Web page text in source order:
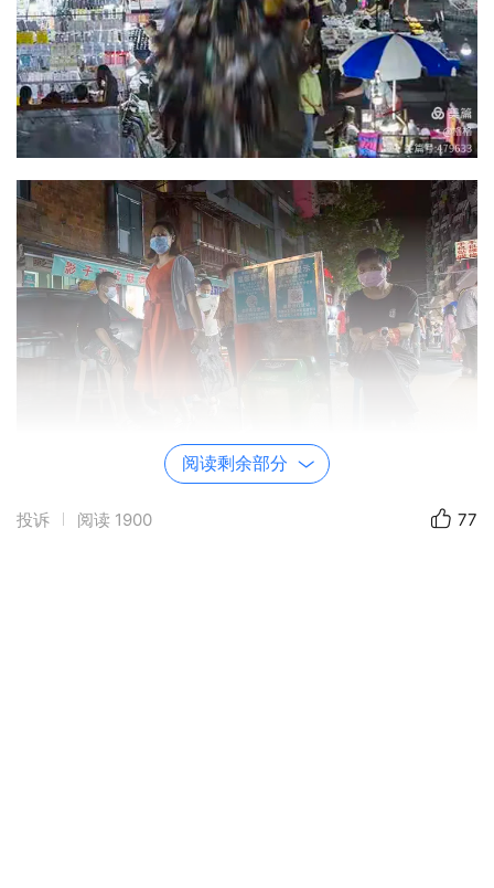
阅读剩余部分
投诉 阅读 1900 77